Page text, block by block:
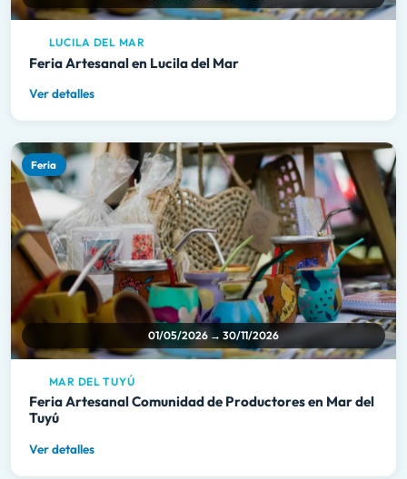
LUCILA DEL MAR
Feria Artesanal en Lucila del Mar
Ver detalles
Feria
01/05/2026 → 30/11/2026
MAR DEL TUYÚ
Feria Artesanal Comunidad de Productores en Mar del
Tuyú
Ver detalles